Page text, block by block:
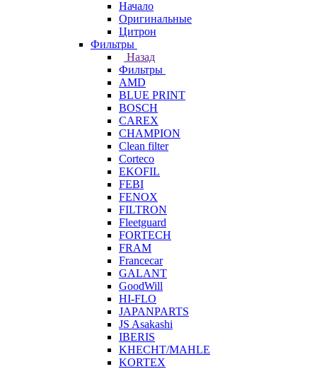
Начало
Оригинальные
Цитрон
Фильтры
Назад
Фильтры
AMD
BLUE PRINT
BOSCH
CAREX
CHAMPION
Clean filter
Corteco
EKOFIL
FEBI
FENOX
FILTRON
Fleetguard
FORTECH
FRAM
Francecar
GALANT
GoodWill
HI-FLO
JAPANPARTS
JS Asakashi
IBERIS
KHECHT/MAHLE
KORTEX